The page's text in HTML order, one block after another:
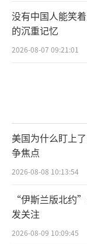
没有中国人能笑
的沉重记忆
2026-08-07 09:21:01
美国为什么盯上
争焦点
2026-08-08 10:13:54
“伊斯兰版北约
发关注
2026-08-09 10:09:45